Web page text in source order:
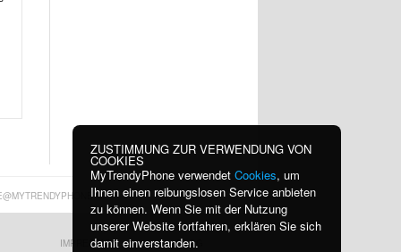
IMPRESSUM BLOG
ZUSTIMMUNG ZUR VERWENDUNG VON
COOKIES
MyTrendyPhone verwendet Cookies, um
Ihnen einen reibungslosen Service anbieten
zu können. Wenn Sie mit der Nutzung
unserer Website fortfahren, erklären Sie sich
damit einverstanden.